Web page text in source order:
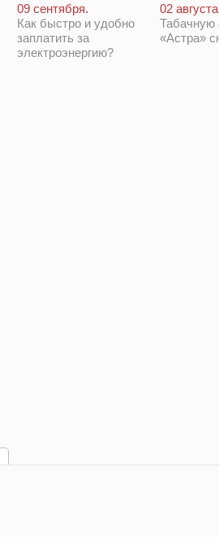
09 сентября.
Как быстро и удобно
заплатить за
электроэнергию?
02
Табачную
«Астра»